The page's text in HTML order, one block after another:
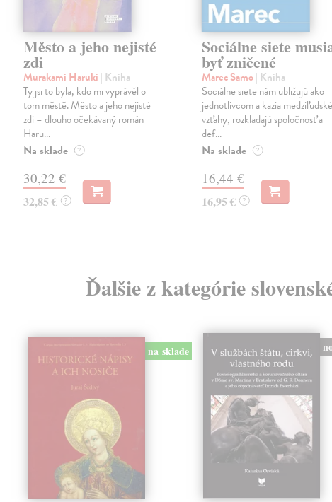
Město a jeho nejisté
zdi
Murakami Haruki | Kniha
Ty jsi to byla, kdo mi vyprávěl o
tom městě. Město a jeho nejisté
zdi – dlouho očekávaný román
Haru...
Na sklade ?
30,22 €
32,85 € ?
Sociálne siete
byť zničené
Marec Samo| Kniha
Sociálne siete nám ubližujú ako
jednotlivcom a kazia medziľudské
vzťahy, rozkladajú spoločnosť a
def...
Na sklade ?
16,44 €
16,95 € ?
Ďalšie z kategórie
na sklade